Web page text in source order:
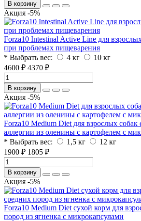
В корзину
Акция -5%
Forza10 Intestinal Active Line для
при проблемах пищеварения
* Выбрать вес:
4 кг
10 кг
4600 ₽ 4370 ₽
В корзину
Акция -5%
Forza10 Medium Diet для взрослых
аллергии из оленины с картофелем с
* Выбрать вес:
1,5 кг
12 кг
1900 ₽ 1805 ₽
В корзину
Акция -5%
Forza10 Medium Diet сухой корм для
пород из ягненка с микрокапсулами